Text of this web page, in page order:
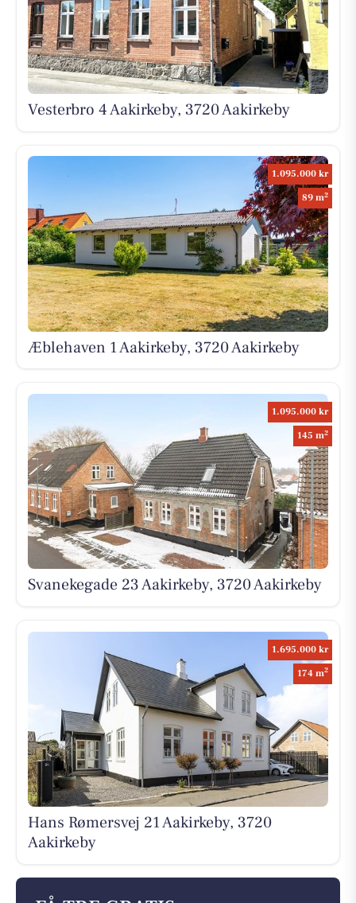
Vesterbro 4 Aakirkeby, 3720 Aakirkeby
1.095.000 kr
89 m2
Æblehaven 1 Aakirkeby, 3720 Aakirkeby
1.095.000 kr
145 m2
Svanekegade 23 Aakirkeby, 3720 Aakirkeby
1.695.000 kr
174 m2
Hans Rømersvej 21 Aakirkeby, 3720
Aakirkeby